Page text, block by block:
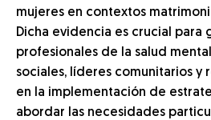
mujeres en contextos
Dicha evidencia es crucial para
profesionales de la salud
sociales, líderes comunitarios y
en la implementación de
abordar las necesidades